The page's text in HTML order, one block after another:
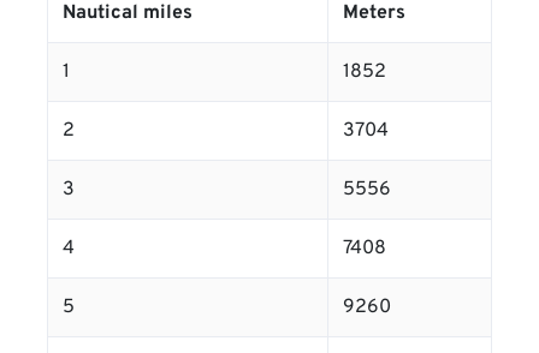
Nautical miles Meters
1 1852
2 3704
3 5556
4 7408
5 9260